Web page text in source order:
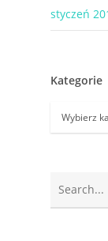
styczeń
Kategorie
Kategorie